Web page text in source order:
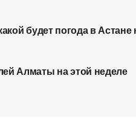
будет погода в Астане
Алматы на этой неделе